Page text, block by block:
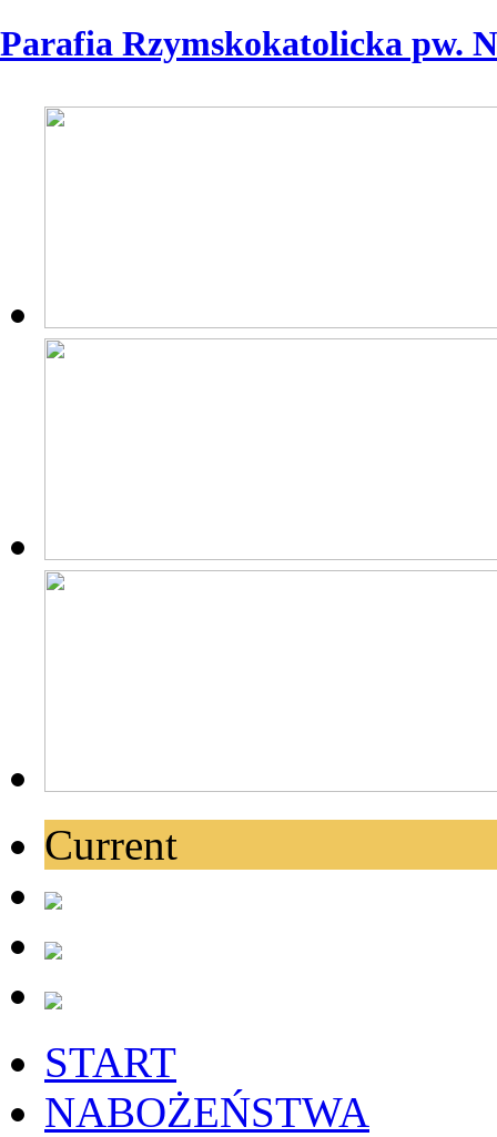
Parafia Rzymskokatolicka pw.
Current
START
NABOŻEŃSTWA